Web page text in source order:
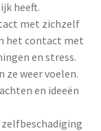
heeft.
met zichzelf
het contact met
en stress.
ze weer voelen.
en ideeën